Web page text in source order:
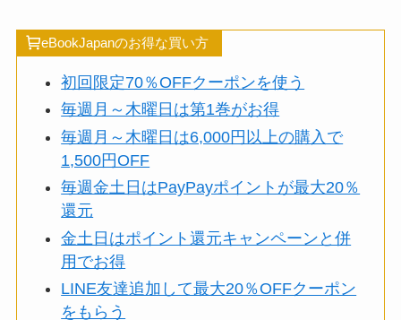
eBookJapanのお得な買い方
初回限定70％OFFクーポンを使う
毎週月～木曜日は第1巻がお得
毎週月～木曜日は6,000円以上の購入で
1,500円OFF
毎週金土日はPayPayポイントが最大20％
還元
金土日はポイント還元キャンペーンと併
用でお得
LINE友達追加して最大20％OFFクーポン
をもらう